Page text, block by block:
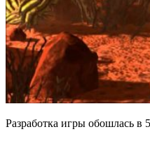
Разработка игры обошлась в